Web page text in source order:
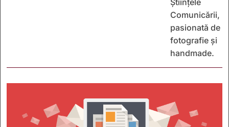
Științele
Comunicării,
pasionată de
fotografie și
handmade.